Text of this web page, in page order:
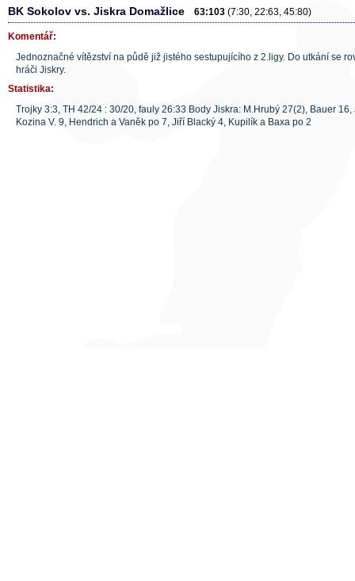
BK Sokolov vs. Jiskra Domažlice 63:103 (7:30, 22:63, 45:80)
Komentář:
Jednoznačné vítězství na půdě již jistého sestupujícího z 2.ligy. Do utkání se
hráči Jiskry.
Statistika:
Trojky 3:3, TH 42/24 : 30/20, fauly 26:33 Body Jiskra: M.Hrubý 27(2), Bauer
Kozina V. 9, Hendrich a Vaněk po 7, Jiří Blacký 4, Kupilík a Baxa po 2